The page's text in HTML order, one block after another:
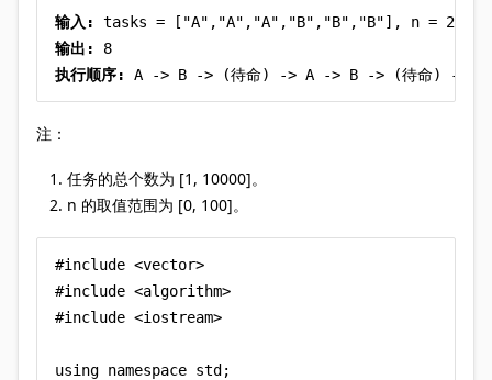
输入:
tasks = ["A","A","A","B","B","B"], n = 2
输出:
执行顺序:
A -> B -> (待命) -> A -> B -> (待命) ->
注：
任务的总个数为 [1, 10000]。
n 的取值范围为 [0, 100]。
#include <vector>
#include <algorithm>
#include <iostream>
using namespace std;